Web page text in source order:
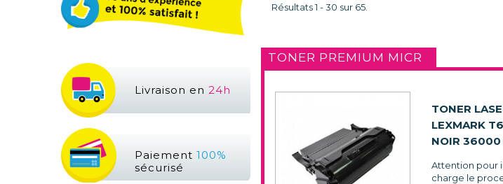
Livraison en 24h
Paiement 100%
sécurisé
Résultats 1 - 30 sur 65.
TONER PREMIUM MICR
TONER
LEXMARK
NOIR 36000
Attention pour
charge le